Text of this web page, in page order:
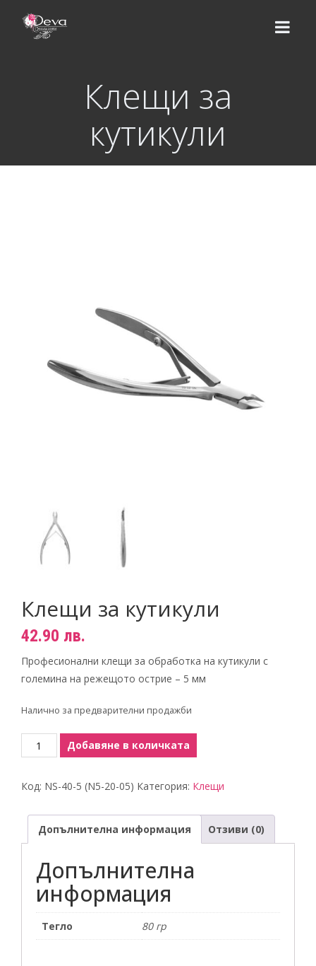
Материали за изграждане на нокти
Златните четки на Татяна Гюмишева
Консумативи
КОНТАКТИ
Клещи за
кутикули
Клещи за кутикули
42.90 лв.
Професионални клещи за обработка на кутикули с
големина на режещото острие – 5 мм
Налично за предварителни продажби
количество
за
за
кутикули
Добавяне в количката
Код: NS-40-5 (N5-20-05) Категория: Клещи
Допълнителна информация Отзиви (0)
Допълнителна
информация
Тегло 80 гр